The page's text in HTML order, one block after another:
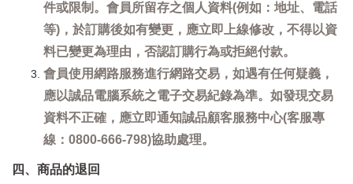
件或限制。會員所留存之個人資料(例如：地址、電話
等)，於訂購後如有變更，應立即上線修改，不得以資
料已變更為理由，否認訂購行為或拒絕付款。
會員使用網路服務進行網路交易，如遇有任何疑義，
應以誠品電腦系統之電子交易紀錄為準。如發現交易
資料不正確，應立即通知誠品顧客服務中心(客服專
線：0800-666-798)協助處理。
四、商品的退回